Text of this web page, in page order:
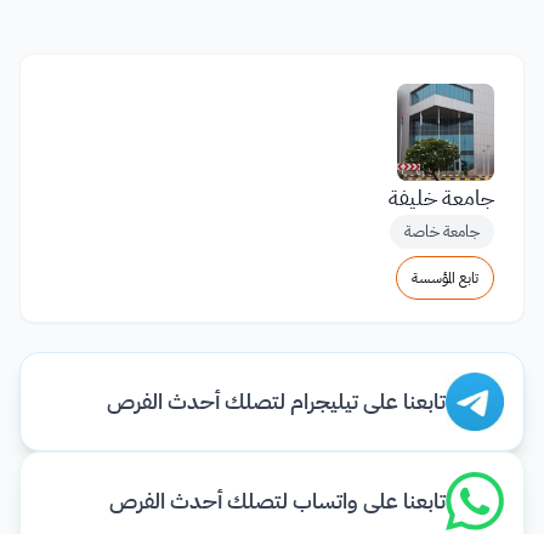
جامعة خليفة
جامعة خاصة
تابع المؤسسة
تابعنا على تيليجرام لتصلك أحدث الفرص
تابعنا على واتساب لتصلك أحدث الفرص